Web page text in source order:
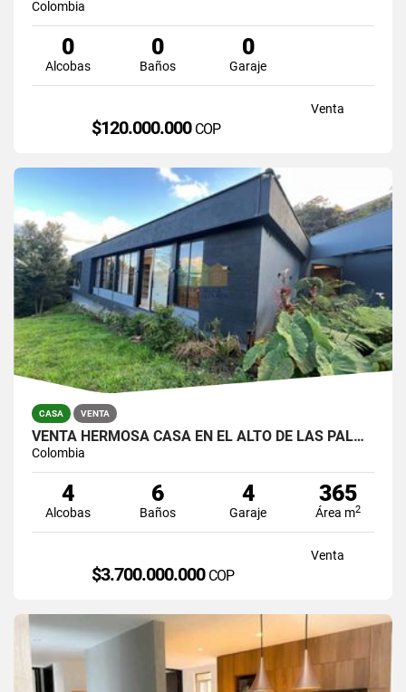
Colombia
0
Alcobas
0
Baños
0
Garaje
Venta
$120.000.000 COP
CASA VENTA
VENTA HERMOSA CASA EN EL ALTO DE LAS PALMAS, EL POBLADO
Colombia
4
Alcobas
6
Baños
4
Garaje
365
Área m2
Venta
$3.700.000.000 COP